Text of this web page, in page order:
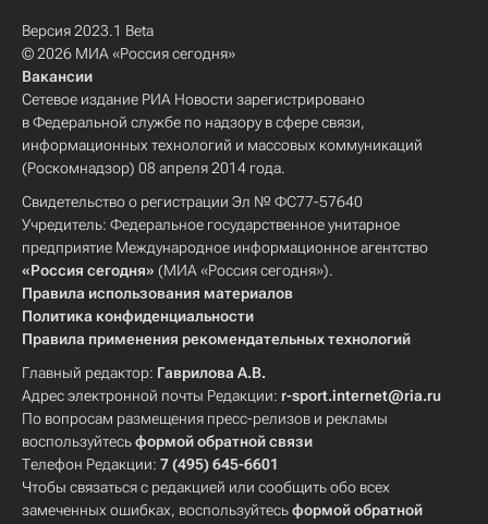
Версия 2023.1 Beta
© 2026 МИА «Россия сегодня»
Вакансии
Сетевое издание РИА Новости зарегистрировано
в Федеральной службе по надзору в сфере связи,
информационных технологий и массовых коммуникаций
(Роскомнадзор) 08 апреля 2014 года.
Свидетельство о регистрации Эл № ФС77-57640
Учредитель: Федеральное государственное унитарное
предприятие Международное информационное агентство
«Россия сегодня» (МИА «Россия сегодня»).
Правила использования материалов
Политика конфиденциальности
Правила применения рекомендательных технологий
Главный редактор: Гаврилова А.В.
Адрес электронной почты Редакции: r-sport.internet@ria.ru
По вопросам размещения пресс-релизов и рекламы
воспользуйтесьформой обратной связи
Телефон Редакции: 7 (495) 645-6601
Чтобы связаться с редакцией или сообщить обо всех
замеченных ошибках, воспользуйтесьформой обратной